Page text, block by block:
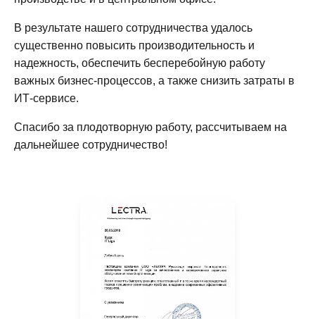
В результате нашего сотрудничества удалось
существенно повысить производительность и
надежность, обеспечить бесперебойную работу
важных бизнес-процессов, а также снизить затраты в
ИТ-сервисе.
Спасибо за плодотворную работу, рассчитываем на
дальнейшее сотрудничество!